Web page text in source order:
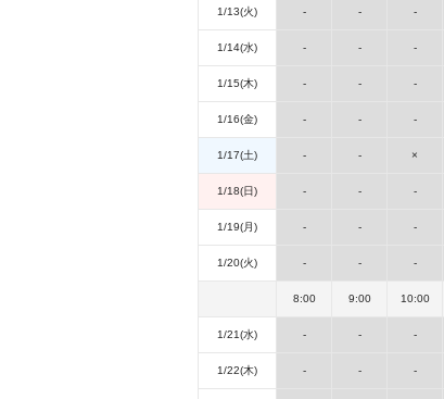
1/13(火) - - -
1/14(水) - - -
1/15(木) - - -
1/16(金) - - -
1/17(土) - - ×
1/18(日) - - -
1/19(月) - - -
1/20(火) - - -
8:00 9:00 10:00
1/21(水) - - -
1/22(木) - - -